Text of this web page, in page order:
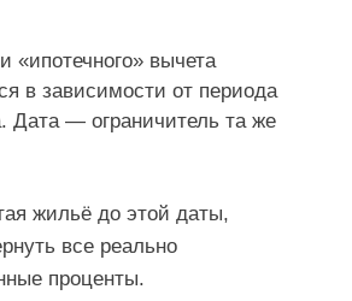
«ипотечного» вычета
в зависимости от периода
Дата — ограничитель та же
жильё до этой даты,
все реально
проценты.